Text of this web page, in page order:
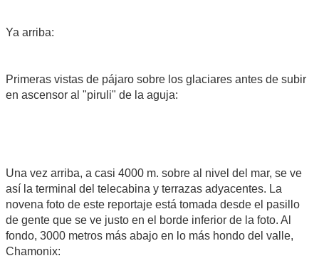
Ya arriba:
Primeras vistas de pájaro sobre los glaciares antes de subir
en ascensor al "piruli" de la aguja:
Una vez arriba, a casi 4000 m. sobre al nivel del mar, se ve
así la terminal del telecabina y terrazas adyacentes. La
novena foto de este reportaje está tomada desde el pasillo
de gente que se ve justo en el borde inferior de la foto. Al
fondo, 3000 metros más abajo en lo más hondo del valle,
Chamonix: